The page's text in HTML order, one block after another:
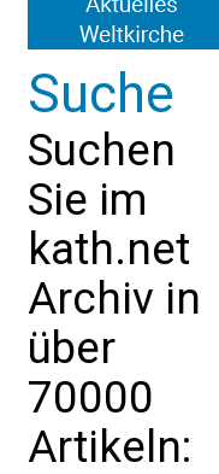
Suche
Suchen
Sie im
kath.net
Archiv in
über
70000
Artikeln: